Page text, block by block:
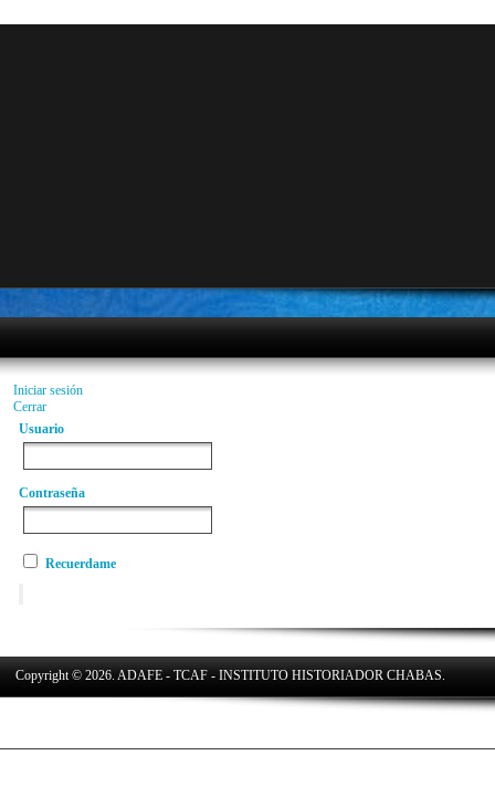
Iniciar sesión
Cerrar
Usuario
Contraseña
Recuerdame
Copyright © 2026. ADAFE - TCAF - INSTITUTO HISTORIADOR CHABAS.